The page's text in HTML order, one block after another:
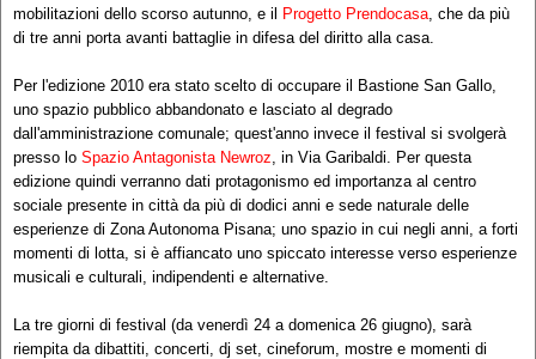
mobilitazioni dello scorso autunno, e il Progetto Prendocasa , che da più
di tre anni porta avanti battaglie in difesa del diritto alla casa.
Per l'edizione 2010 era stato scelto di occupare il Bastione San Gallo,
uno spazio pubblico abbandonato e lasciato al degrado
dall'amministrazione comunale; quest'anno invece il festival si svolgerà
presso lo Spazio Antagonista Newroz , in Via Garibaldi. Per questa
edizione quindi verranno dati protagonismo ed importanza al centro
sociale presente in città da più di dodici anni e sede naturale delle
esperienze di Zona Autonoma Pisana; uno spazio in cui negli anni, a forti
momenti di lotta, si è affiancato uno spiccato interesse verso esperienze
musicali e culturali, indipendenti e alternative.
La tre giorni di festival (da venerdì 24 a domenica 26 giugno), sarà
riempita da dibattiti, concerti, dj set, cineforum, mostre e momenti di